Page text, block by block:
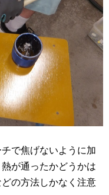
で焦げないように加
が通ったかどうかは
の方法しかなく注意